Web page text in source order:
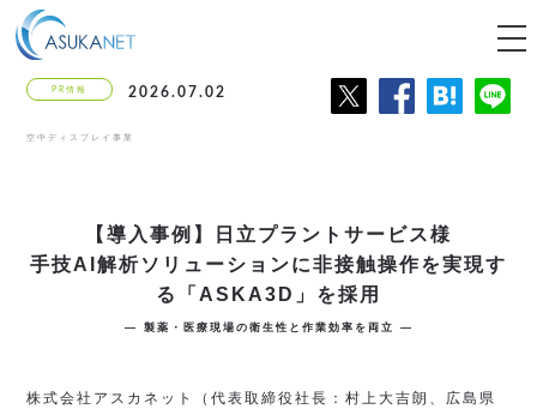
PR情報 2026.07.02
空中ディスプレイ事業
【導入事例】日立プラントサービス様
手技AI解析ソリューションに非接触操作を実現す
る「ASKA3D」を採用
― 製薬・医療現場の衛生性と作業効率を両立 ―
株式会社アスカネット（代表取締役社長：村上大吉朗、広島県